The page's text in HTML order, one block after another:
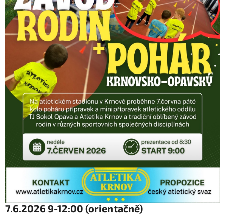
7.6.2026 9-12:00 (orientačně)